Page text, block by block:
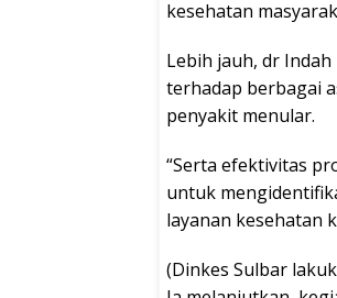
kesehatan
Lebih jauh, dr
terhadap berbagai
penyakit menular.
“Serta efektivitas
untuk
layanan kesehatan
(Dinkes Sulbar